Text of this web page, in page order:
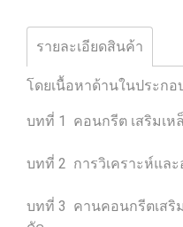
รายละเอียดสินค้า
โดยเนื้อหาด้านในประกอ
บทที่ 1 คอนกรีต เสริมเห
บทที่ 2 การวิเคราะห์แล
บทที่ 3 คานคอนกรีตเสริ